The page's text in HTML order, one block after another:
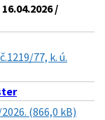
/
77, k. ú.
(866,0 kB)